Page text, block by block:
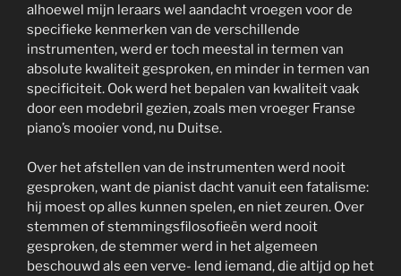
alhoewel mijn leraars wel aandacht vroegen voor de
specifieke kenmerken van de verschillende
instrumenten, werd er toch meestal in termen van
absolute kwaliteit gesproken, en minder in termen van
specificiteit. Ook werd het bepalen van kwaliteit vaak
door een modebril gezien, zoals men vroeger Franse
piano’s mooier vond, nu Duitse.
Over het afstellen van de instrumenten werd nooit
gesproken, want de pianist dacht vanuit een fatalisme:
hij moest op alles kunnen spelen, en niet zeuren. Over
stemmen of stemmingsfilosofieën werd nooit
gesproken, de stemmer werd in het algemeen
beschouwd als een verve- lend iemand, die altijd op het